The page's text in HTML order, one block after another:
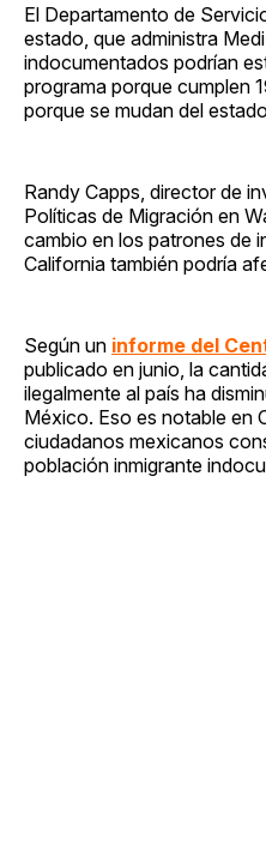
El Departamento de
estado, que administra
indocumentados podrían
programa porque cumplen
porque se mudan del
Randy Capps, director de
Políticas de Migración en
cambio en los patrones de
California también podría
Según un informe del
publicado en junio, la
ilegalmente al país ha
México. Eso es notable en
ciudadanos mexicanos
población inmigrante